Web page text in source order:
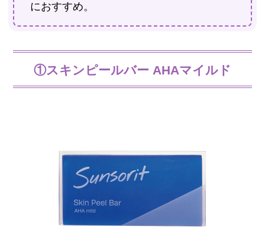
におすすめ。
①スキンピールバー AHAマイルド